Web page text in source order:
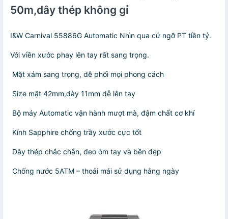
50m,dây thép không gỉ
I&W Carnival 55886G Automatic Nhìn qua cứ ngỡ PT tiền tỷ.
Với viền xước phay lên tay rất sang trọng.
️ Mặt xám sang trọng, dễ phối mọi phong cách
️ Size mặt 42mm,dày 11mm dễ lên tay
️ Bộ máy Automatic vận hành mượt mà, đậm chất cơ khí
️ Kính Sapphire chống trầy xước cực tốt
️ Dây thép chắc chắn, đeo ôm tay và bền đẹp
️ Chống nước 5ATM – thoải mái sử dụng hằng ngày